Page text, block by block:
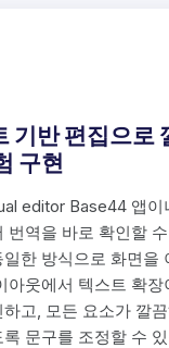
기반 편집으로
구현
editor Base44 앱이
번역을 바로 확인할
한 방식으로 화면을
아웃에서 텍스트 확장
고, 모든 요소가 깔
문구를 조정할 수